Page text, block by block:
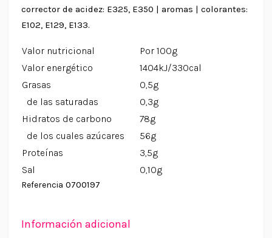
corrector de acidez: E325, E350 | aromas | colorantes:
E102, E129, E133.
Valor nutricional
Por 100g
Valor energético
1404kJ/330cal
Grasas
0,5g
de las saturadas
0,3g
Hidratos de carbono
78g
de los cuales azúcares
56g
Proteínas
3,5g
Sal
0,10g
Referencia 0700197
Información adicional